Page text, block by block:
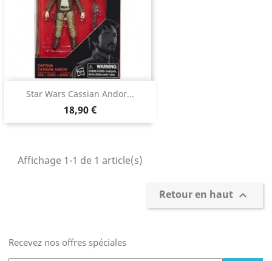
Star Wars Cassian Andor...
18,90 €
Affichage 1-1 de 1 article(s)
Retour en haut 
Recevez nos offres spéciales